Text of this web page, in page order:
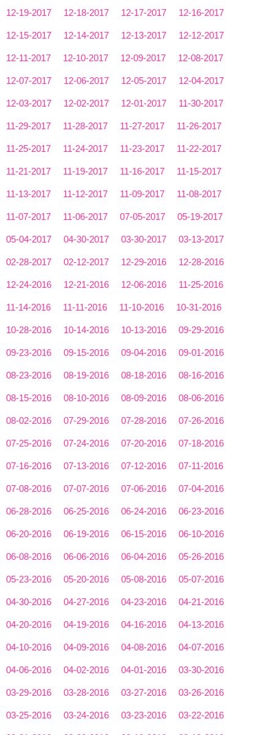
12-19-2017 12-18-2017 12-17-2017 12-16-2017
12-15-2017 12-14-2017 12-13-2017 12-12-2017
12-11-2017 12-10-2017 12-09-2017 12-08-2017
12-07-2017 12-06-2017 12-05-2017 12-04-2017
12-03-2017 12-02-2017 12-01-2017 11-30-2017
11-29-2017 11-28-2017 11-27-2017 11-26-2017
11-25-2017 11-24-2017 11-23-2017 11-22-2017
11-21-2017 11-19-2017 11-16-2017 11-15-2017
11-13-2017 11-12-2017 11-09-2017 11-08-2017
11-07-2017 11-06-2017 07-05-2017 05-19-2017
05-04-2017 04-30-2017 03-30-2017 03-13-2017
02-28-2017 02-12-2017 12-29-2016 12-28-2016
12-24-2016 12-21-2016 12-06-2016 11-25-2016
11-14-2016 11-11-2016 11-10-2016 10-31-2016
10-28-2016 10-14-2016 10-13-2016 09-29-2016
09-23-2016 09-15-2016 09-04-2016 09-01-2016
08-23-2016 08-19-2016 08-18-2016 08-16-2016
08-15-2016 08-10-2016 08-09-2016 08-06-2016
08-02-2016 07-29-2016 07-28-2016 07-26-2016
07-25-2016 07-24-2016 07-20-2016 07-18-2016
07-16-2016 07-13-2016 07-12-2016 07-11-2016
07-08-2016 07-07-2016 07-06-2016 07-04-2016
06-28-2016 06-25-2016 06-24-2016 06-23-2016
06-20-2016 06-19-2016 06-15-2016 06-10-2016
06-08-2016 06-06-2016 06-04-2016 05-26-2016
05-23-2016 05-20-2016 05-08-2016 05-07-2016
04-30-2016 04-27-2016 04-23-2016 04-21-2016
04-20-2016 04-19-2016 04-16-2016 04-13-2016
04-10-2016 04-09-2016 04-08-2016 04-07-2016
04-06-2016 04-02-2016 04-01-2016 03-30-2016
03-29-2016 03-28-2016 03-27-2016 03-26-2016
03-25-2016 03-24-2016 03-23-2016 03-22-2016